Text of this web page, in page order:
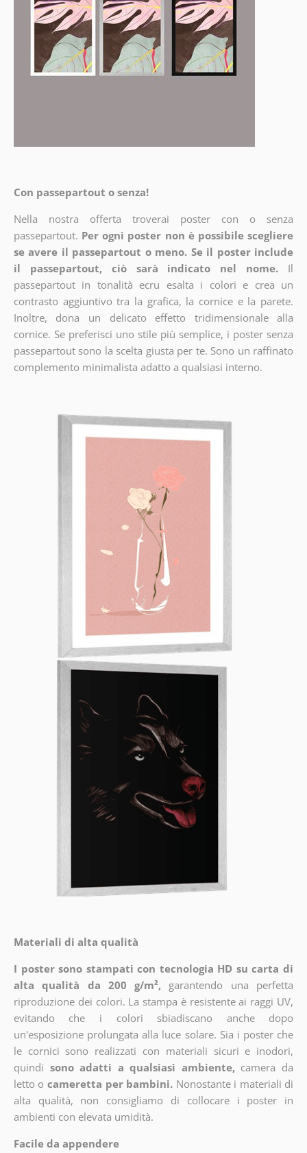
Con passepartout o senza!
Nella nostra offerta troverai poster con o senza
passepartout. Per ogni poster non è possibile scegliere
se avere il passepartout o meno. Se il poster include
il passepartout, ciò sarà indicato nel nome.
Il
passepartout in tonalità ecru esalta i colori e crea un
contrasto aggiuntivo tra la grafica, la cornice e la parete.
Inoltre, dona un delicato effetto tridimensionale alla
cornice. Se preferisci uno stile più semplice, i poster senza
passepartout sono la scelta giusta per te. Sono un raffinato
complemento minimalista adatto a qualsiasi interno.
Materiali di alta qualità
I poster sono stampati con tecnologia HD su carta di
alta qualità da 200 g/m², garantendo una perfetta
riproduzione dei colori. La stampa è resistente ai raggi UV,
evitando che i colori sbiadiscano anche dopo
un'esposizione prolungata alla luce solare. Sia i poster che
le cornici sono realizzati con materiali sicuri e inodori,
quindi sono adatti a qualsiasi ambiente, camera da
letto o cameretta per bambini. Nonostante i materiali di
alta qualità, non consigliamo di collocare i poster in
ambienti con elevata umidità.
Facile da appendere